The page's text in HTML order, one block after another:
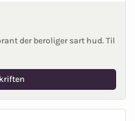
der beroliger sart hud. Til